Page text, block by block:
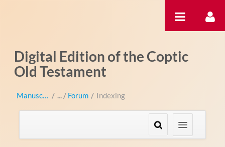
Digital Edition of the Coptic
Old Testament
Manuscripts / Forum / Indexing